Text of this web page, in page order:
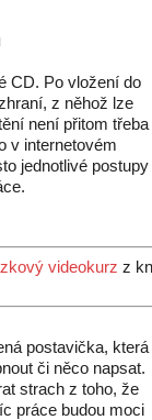
CD. Po vložení do
z něhož lze
není přitom třeba
v internetovém
jednotlivé postupy
videokurz z
postavička, která
či něco napsat.
strach z toho, že
práce budou moci